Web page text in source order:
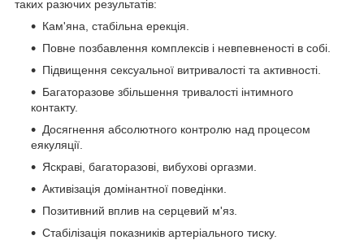
таких разючих результатів:
Кам'яна, стабільна ерекція.
Повне позбавлення комплексів і невпевненості в собі.
Підвищення сексуальної витривалості та активності.
Багаторазове збільшення тривалості інтимного
контакту.
Досягнення абсолютного контролю над процесом
еякуляції.
Яскраві, багаторазові, вибухові оргазми.
Активізація домінантної поведінки.
Позитивний вплив на серцевий м'яз.
Стабілізація показників артеріального тиску.